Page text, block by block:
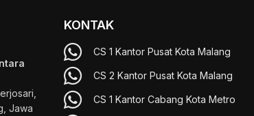
Jawa
KONTAK
CS 1 Kantor Pusat Kota Malang
CS 2 Kantor Pusat Kota Malang
CS 1 Kantor Cabang Kota Metro